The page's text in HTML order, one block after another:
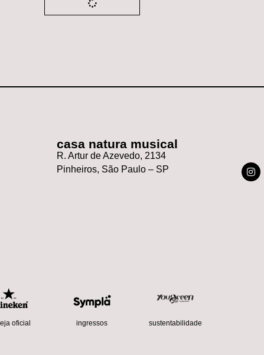
casa natura musical
R. Artur de Azevedo, 2134
Pinheiros, São Paulo – SP
oficial ingressos sustentabilidade